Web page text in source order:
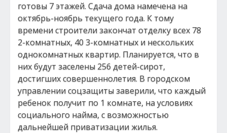
готовы 7 этажей. Сдача дома намечена на
октябрь-ноябрь текущего года. К тому
времени строители закончат отделку всех 78
2-комнатных, 40 3-комнатных и нескольких
однокомнатных квартир. Планируется, что в
них будут заселены 256 детей-сирот,
достигших совершеннолетия. В городском
управлении соцзащиты заверили, что каждый
ребенок получит по 1 комнате, на условиях
социального найма, с возможностью
дальнейшей приватизации жилья.